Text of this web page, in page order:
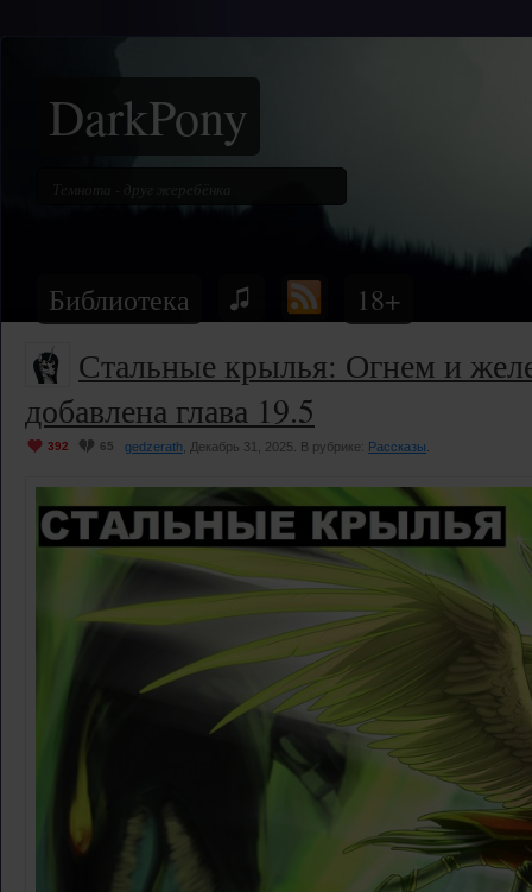
DarkPony
Библиотека 18+
Стальные крылья: Огнем и
добавлена глава 19.5
392 65 gedzerath , Декабрь 31, 2025. В рубрике: Рассказы